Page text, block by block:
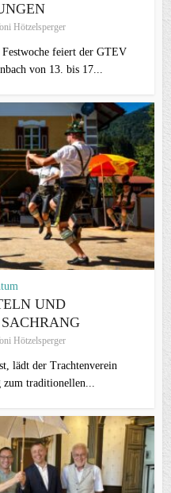
Hötzelsperger
feiert der GTEV
von 13. bis 17...
UND
Hötzelsperger
lädt der Trachtenverein
traditionellen...